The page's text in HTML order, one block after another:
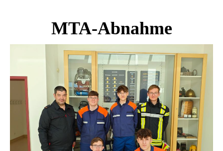
MTA-Abnahme